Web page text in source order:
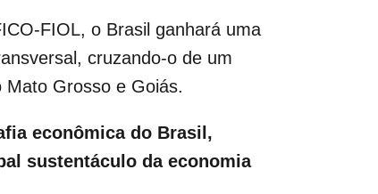
FIOL, o Brasil ganhará uma
cruzando-o de um
Grosso e Goiás.
econômica do Brasil,
sustentáculo da economia